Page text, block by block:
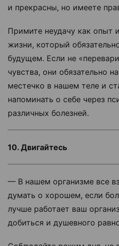
и прекрасны, но имеете
Примите неудачу как опыт
жизни, который
будущем. Если не
чувства, они обязательно
местечко в нашем теле и
напоминать о себе через
различных болезней.
10. Двигайтесь
— В нашем организме все
думать о хорошем, если
лучше работает ваш
добиться и душевного